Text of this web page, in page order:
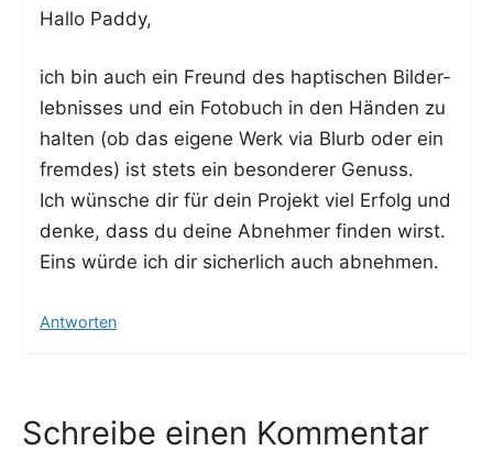
Hal­lo Paddy,
ich bin auch ein Freund des hap­ti­schen Bil­d­er­
leb­nis­ses und ein Foto­buch in den Hän­den zu
hal­ten (ob das eige­ne Werk via Blurb oder ein
frem­des) ist stets ein beson­de­rer Genuss.
Ich wün­sche dir für dein Pro­jekt viel Erfolg und
den­ke, dass du dei­ne Abneh­mer fin­den wirst.
Eins wür­de ich dir sicher­lich auch abnehmen.
Antworten
Schreibe einen Kommentar